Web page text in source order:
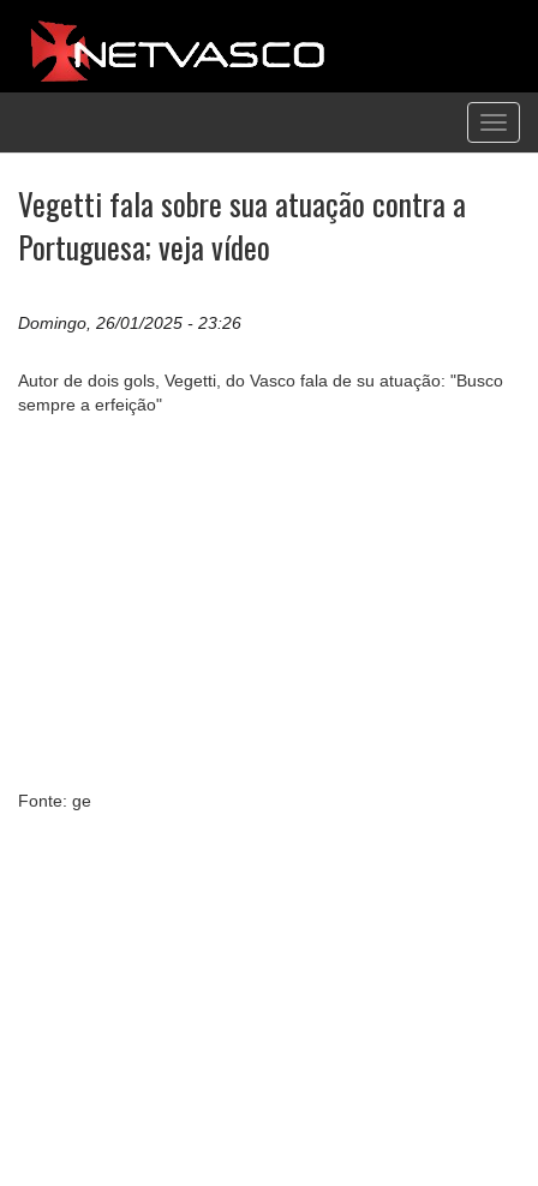
Vegetti fala sobre sua atuação contra a
Portuguesa; veja vídeo
Domingo, 26/01/2025 - 23:26
Autor de dois gols, Vegetti, do Vasco fala de su atuação: "Busco
sempre a erfeição"
Fonte: ge